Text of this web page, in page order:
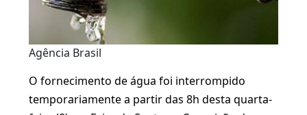
Agência Brasil
O fornecimento de água foi interrompido
temporariamente a partir das 8h desta quarta-